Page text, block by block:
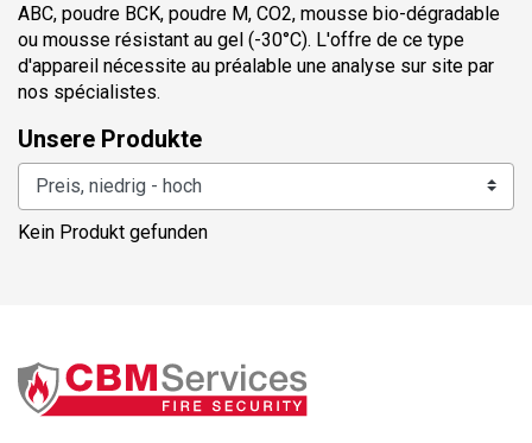
ABC, poudre BCK, poudre M, CO2, mousse bio-dégradable
ou mousse résistant au gel (-30°C). L'offre de ce type
d'appareil nécessite au préalable une analyse sur site par
nos spécialistes.
Unsere Produkte
Kein Produkt gefunden